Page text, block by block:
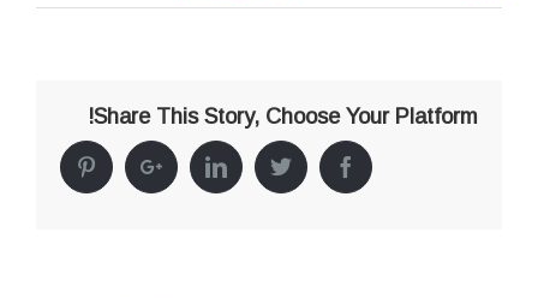
Share This Story, Choose Your Platform!
Facebook
Twitter
Linkedin
Google+
Pinterest